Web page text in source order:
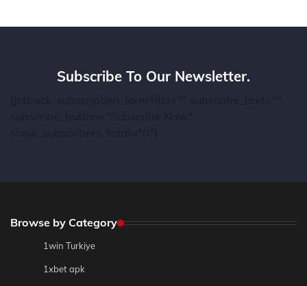
Subscribe To Our Newsletter.
[jetpack_subscription_form title="" subscribe_text=""
subscribe_button="Subscribe Now"
show_subscribers_total="0"]
Browse by Category
1win Turkiye
1xbet apk